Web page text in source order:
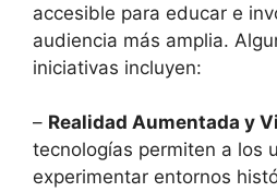
accesible para educar e
audiencia más amplia.
iniciativas incluyen:
– Realidad Aumentada y
tecnologías permiten a los
experimentar entornos